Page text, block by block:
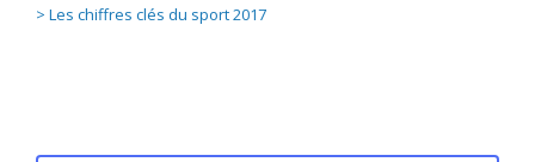
> Les chiffres clés du sport 2017